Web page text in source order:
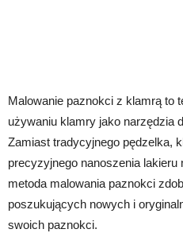
Malowanie paznokci z klamrą to
używaniu klamry jako narzędzia
Zamiast tradycyjnego pędzelka,
precyzyjnego nanoszenia lakieru
metoda malowania paznokci
poszukujących nowych i
swoich paznokci.